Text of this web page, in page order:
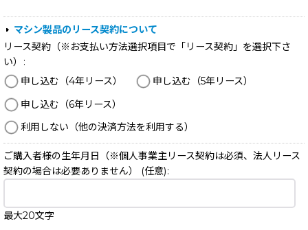
マシン製品のリース契約について
リース契約（※お支払い方法選択項目で「リース契約」を選択下さ
い）
:
申し込む（4年リース）
申し込む（5年リース）
申し込む（6年リース）
利用しない（他の決済方法を利用する）
ご購入者様の生年月日（※個人事業主リース契約は必須、法人リース
契約の場合は必要ありません）
(任意):
最大20文字